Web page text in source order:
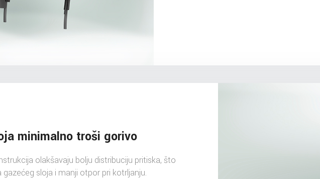
minimalno troši gorivo
olakšavaju bolju distribuciju pritiska, što
sloja i manji otpor pri kotrljanju.